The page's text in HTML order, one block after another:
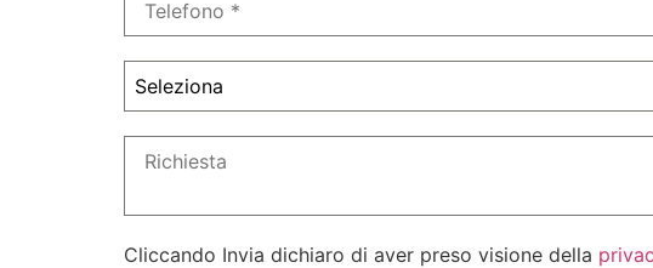
Seleziona
Cliccando Invia dichiaro di aver preso visione della